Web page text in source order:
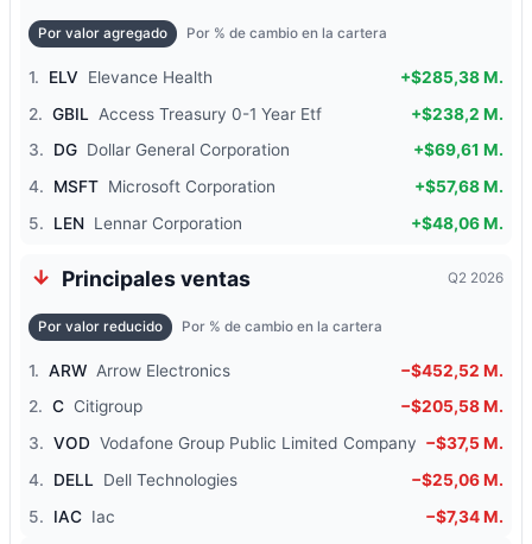
Por valor agregado Por % de cambio en la cartera
1. ELV Elevance Health
+$285,38 M.
2. GBIL Access Treasury 0-1 Year Etf
+$238,2 M.
3.
DG Dollar General Corporation
+$69,61 M.
4.
MSFT Microsoft Corporation
+$57,68 M.
5.
LEN Lennar Corporation +$48,06 M.
Principales ventas Q2 2026
Por valor reducido Por % de cambio en la cartera
1. ARW Arrow Electronics
−$452,52 M.
2. C Citigroup
−$205,58 M.
3. VOD Vodafone Group Public Limited Company −$37,5 M.
4.
DELL Dell Technologies
−$25,06 M.
5.
IAC Iac −$7,34 M.